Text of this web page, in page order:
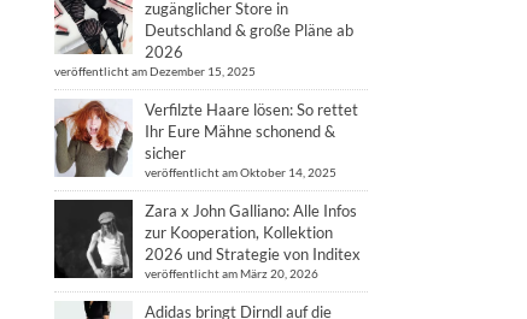
zugänglicher Store in
Deutschland & große Pläne ab
2026
veröffentlicht am Dezember 15, 2025
Verfilzte Haare lösen: So rettet
Ihr Eure Mähne schonend &
sicher
veröffentlicht am Oktober 14, 2025
Zara x John Galliano: Alle Infos
zur Kooperation, Kollektion
2026 und Strategie von Inditex
veröffentlicht am März 20, 2026
Adidas bringt Dirndl auf die